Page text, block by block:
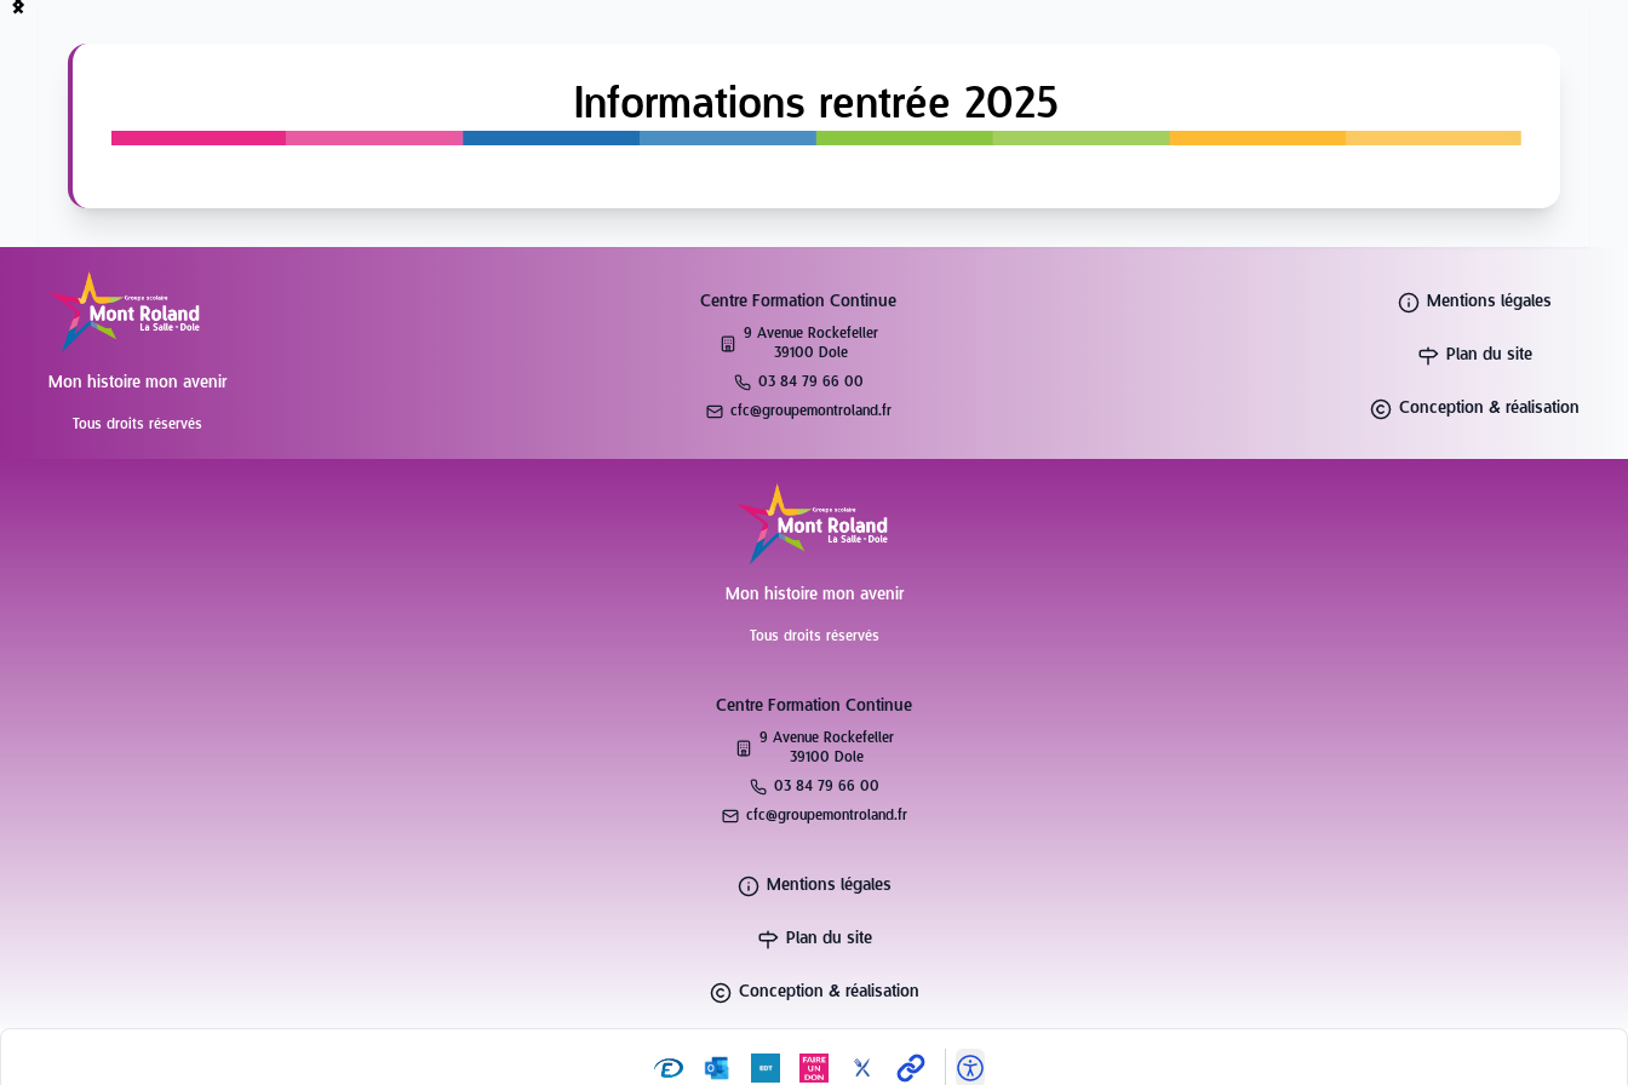
Item
Informations rentrée 2025
Mon histoire mon avenir
Tous droits réservés
Centre Formation Continue
9 Avenue Rockefeller
39100 Dole
03 84 79 66 00
cfc@groupemontroland.fr
Mentions légales
Plan du site
Conception & réalisation
Mon histoire mon avenir
Tous droits réservés
Centre Formation Continue
9 Avenue Rockefeller
39100 Dole
03 84 79 66 00
cfc@groupemontroland.fr
Mentions légales
Plan du site
Conception & réalisation